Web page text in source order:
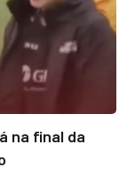
na final da